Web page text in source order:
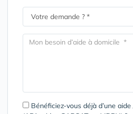
Bénéficiez-vous déjà d’une